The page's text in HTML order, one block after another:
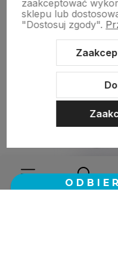
zebranych i
Sklep internetowy Shoper.pl
zaakceptować
sklepu lub
"Dostosuj zgody".